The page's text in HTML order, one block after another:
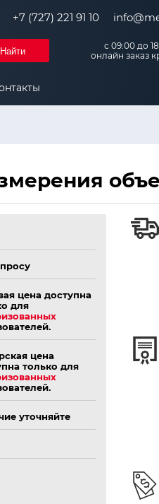
+7 (727) 221 91 10
Найти
с 09:00 до
онлайн заказ
цена доступна
для
цена
только для
уточняйте